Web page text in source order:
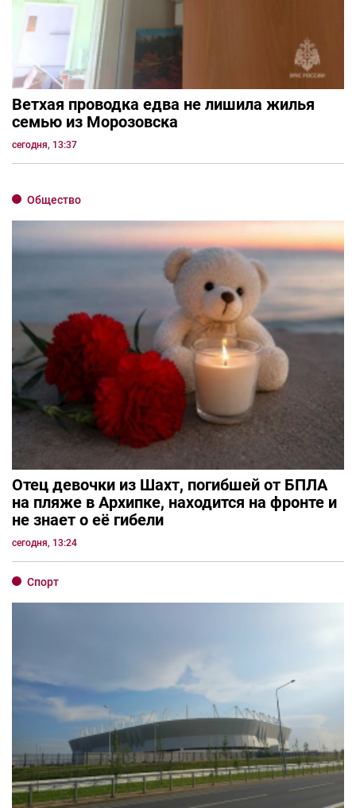
Ветхая проводка едва не лишила жилья
семью из Морозовска
сегодня, 13:37
Общество
Отец девочки из Шахт, погибшей от БПЛА
на пляже в Архипке, находится на фронте и
не знает о её гибели
сегодня, 13:24
Спорт